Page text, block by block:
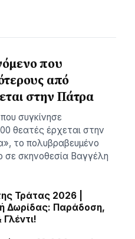
που
από
στην Πάτρα
συγκίνησε
θεατές έρχεται στην
το πολυβραβευμένο
σκηνοθεσία Βαγγέλη
Τράτας 2026 |
Δωρίδας: Παράδοση,